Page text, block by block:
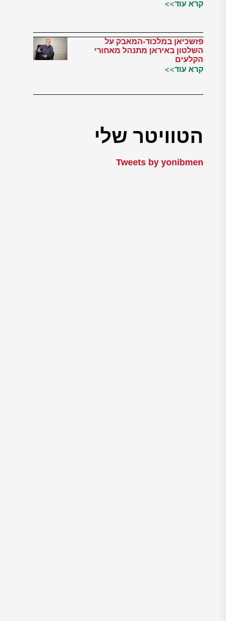
קרא עוד>>
פזשכיאן במלכוד-המאבק על
השלטון באיראן מתנהל מאחורי
הקלעים
קרא עוד>>
הטוויטר שלי
Tweets by yonibmen